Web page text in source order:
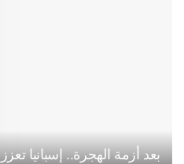
بعد أزمة الهجرة.. إسبانيا